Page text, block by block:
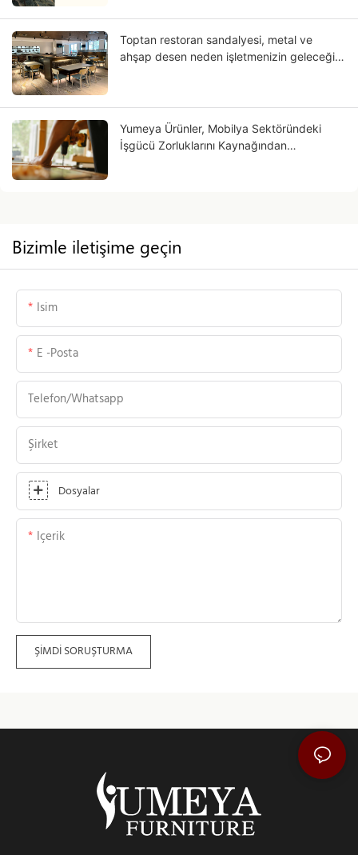
Toptan restoran sandalyesi, metal ve
ahşap desen neden işletmenizin geleceği
Yumeya Ürünler, Mobilya Sektöründeki
İşgücü Zorluklarını Kaynağından
Bizimle iletişime geçin
Isim
E -posta
Telefon/whatsapp
Şirket
Dosyalar
Içerik
ŞIMDI SORUŞTURMA